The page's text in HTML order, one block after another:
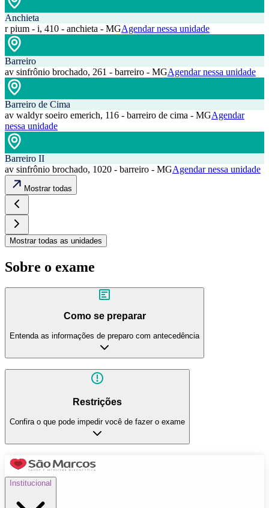
Anchieta
r pium - i, 410 - anchieta - MGAgendar nessa unidade
Barreiro
av sinfrônio brochado, 261 - barreiro - MGAgendar nessa unidade
Barreiro de Cima
av waldyr soeiro emerich, 116 - barreiro de cima - MGAgendar
nessa unidade
Barreiro II
av sinfrônio brochado, 1020 - barreiro - MGAgendar nessa unidade
Mostrar todas
Mostrar todas as unidades
Sobre o exame
Como se preparar
Entenda as informações de preparo com antecedência
Restrições
Confira o que pode impedir você de fazer o exame
Institucional